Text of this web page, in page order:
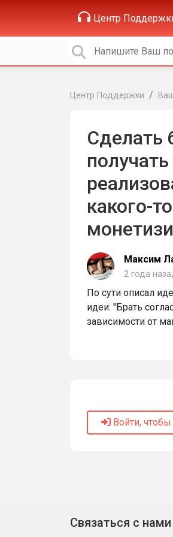
Центр
Центр Поддержки
Сделать
какого-
Максим
2 года
По сути описал
идеи: "Брать
зависимости от
Войти,
Связаться с нами